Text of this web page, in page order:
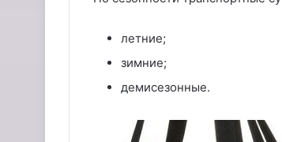
летние;
зимние;
демисезонные.